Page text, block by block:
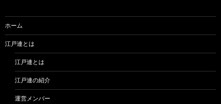
ョ
ン
ホーム
江戸連とは
江戸連とは
江戸連の紹介
運営メンバー